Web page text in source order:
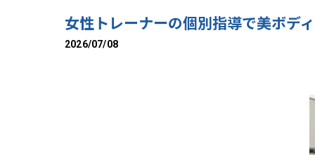
女性トレーナーの個別指導で美ボデ
2026/07/08